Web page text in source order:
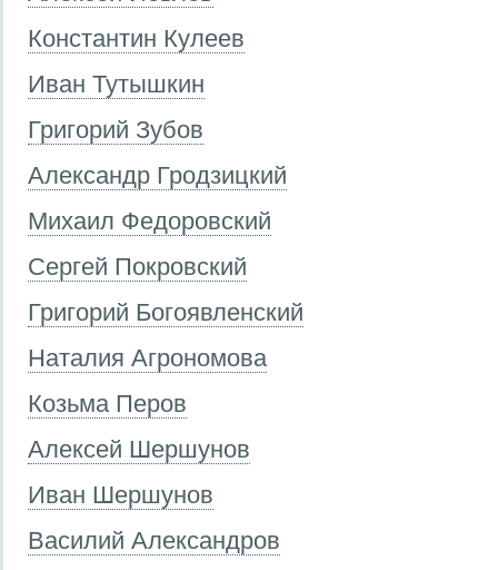
Константин Кулеев
Иван Тутышкин
Григорий Зубов
Александр Гродзицкий
Михаил Федоровский
Сергей Покровский
Григорий Богоявленский
Наталия Агрономова
Козьма Перов
Алексей Шершунов
Иван Шершунов
Василий Александров